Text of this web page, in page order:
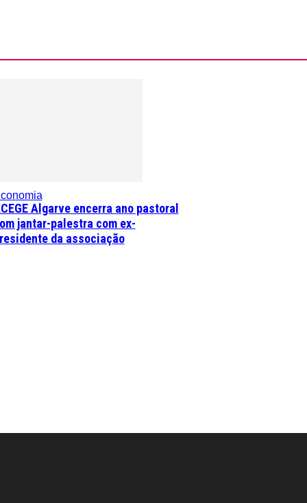
Algarve encerra ano pastoral
jantar-palestra com ex-
da associação